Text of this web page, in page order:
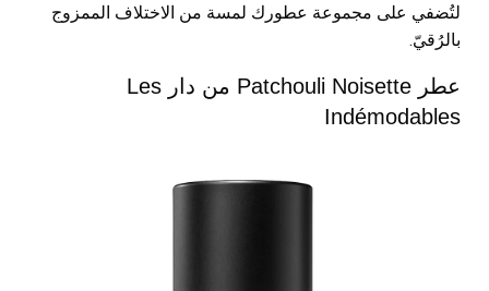
لتُضفي على مجموعة عطورك لمسة من الاختلاف الممزوج
بالرُقيّ.
عطر Patchouli Noisette من دار Les
Indémodables